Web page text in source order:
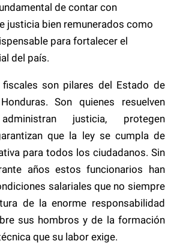
de contar con
justicia bien remunerados como
para fortalecer el
del país.
son pilares del Estado de
Son quienes resuelven
justicia, protegen
que la ley se cumpla de
para todos los ciudadanos. Sin
años estos funcionarios han
salariales que no siempre
de la enorme responsabilidad
sus hombros y de la formación
que su labor exige.